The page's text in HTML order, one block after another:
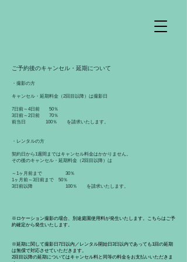
ご予約後のキャンセル・延期について
・撮影の方
キャンセル・延期料金（2回目以降）は撮影日
7日前～4日前 50％
3日前～2日前 70％
前当日 100％
を請求いたします。
・レンタルの方
​契約日から1週間まではキャンセル料金はかかりません。
​その後のキャンセル・延期料金（2回目以降）は
～1ヶ月前まで 30％
1ヶ月前～3日前まで 50％
3日前以降 100％​ を請求いたします。
※ロケーション撮影の場合、別途庭園使用料が発生いたします。
こちらはご予
約確定から発生いたします。
※延期に関して撮影日7日以内／レンタル開始日3日以内であっても1回の延期
は無償で対応させていただきます。
2回目以降の延期についてはキャンセル料と同等の料金をお支払いいただきま